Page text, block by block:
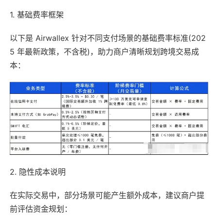
1. 基础费率框架
以下是 Airwallex 针对不同支付场景的基础费率标准(202
5 年最新政策，不含税)，助力商户清晰规划跨境交易成
本：
2. 隐性成本说明
在实际交易中，部分场景可能产生额外成本，建议商户提
前评估资金规划：